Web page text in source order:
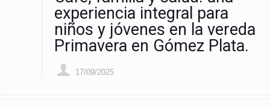
experiencia integral para
niños y jóvenes en la vereda
Primavera en Gómez Plata.
17/09/2025